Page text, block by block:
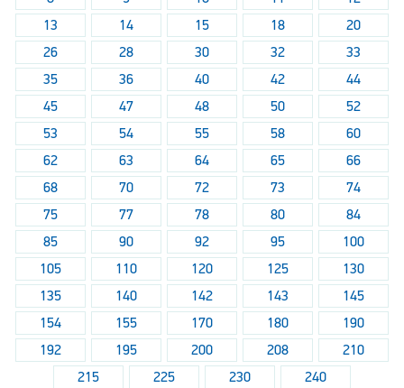
13
14 15 18
20
26
28 30 32
33
35
36 40 42
44
45
47 48 50
52
53
54 55 58
60
62
63 64 65
66
68
70 72 73
74
75
77 78 80
84
85
90 92 95
100
105
110 120 125
130
135
140 142 143
145
154
155 170 180
190
192
195 200 208
210
215
225 230 240